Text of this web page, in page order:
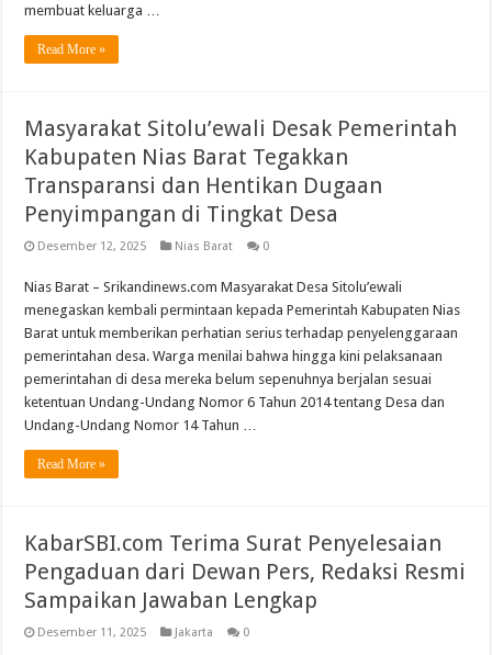
membuat keluarga …
Read More »
Masyarakat Sitolu’ewali Desak Pemerintah
Kabupaten Nias Barat Tegakkan
Transparansi dan Hentikan Dugaan
Penyimpangan di Tingkat Desa
Desember 12, 2025 Nias Barat 0
Nias Barat – Srikandinews.com Masyarakat Desa Sitolu’ewali
menegaskan kembali permintaan kepada Pemerintah Kabupaten Nias
Barat untuk memberikan perhatian serius terhadap penyelenggaraan
pemerintahan desa. Warga menilai bahwa hingga kini pelaksanaan
pemerintahan di desa mereka belum sepenuhnya berjalan sesuai
ketentuan Undang-Undang Nomor 6 Tahun 2014 tentang Desa dan
Undang-Undang Nomor 14 Tahun …
Read More »
KabarSBI.com Terima Surat Penyelesaian
Pengaduan dari Dewan Pers, Redaksi Resmi
Sampaikan Jawaban Lengkap
Desember 11, 2025 Jakarta 0